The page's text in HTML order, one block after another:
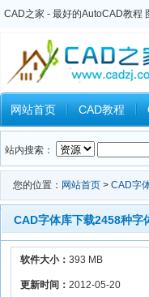
CAD之家 - 最好的AutoCAD教程
网站首页 CAD教程
Inventor教程 Ansys教
站内搜索：
您的位置： 网站首页 > CAD字
CAD字体库下载2458种字
软件大小： 393 MB
更新时间： 2012-05-20